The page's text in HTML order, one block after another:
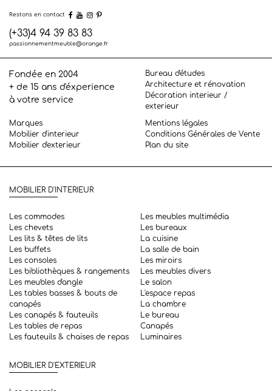
Restons en contact
(+33)4 94 39 83 83
passionnementmeuble@orange.fr
Fondée en 2004
+ de 15 ans d'éxperience
à votre service
Bureau d'études
Architecture et rénovation
Décoration interieur /
exterieur
Marques
Mobilier d'interieur
Mobilier d'exterieur
Mentions légales
Conditions Générales de Vente
Plan du site
MOBILIER D'INTERIEUR
Les commodes
Les chevets
Les lits & têtes de lits
Les buffets
Les consoles
Les bibliothèques & rangements
Les meubles d'angle
Les tables basses & bouts de
canapés
Les canapés & fauteuils
Les tables de repas
Les fauteuils & chaises de repas
Les meubles multimédia
Les bureaux
La cuisine
La salle de bain
Les miroirs
Les meubles divers
Le salon
L'espace repas
La chambre
Le bureau
Canapés
Luminaires
MOBILIER D'EXTERIEUR